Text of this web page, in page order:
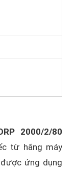
2000/2/80
từ hãng máy
ứng dụng